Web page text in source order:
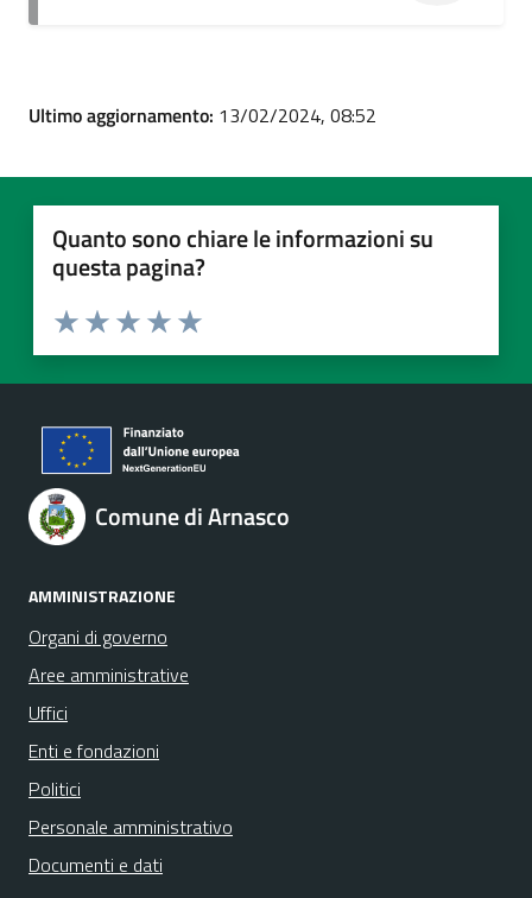
Ultimo aggiornamento: 13/02/2024, 08:52
Quanto sono chiare le informazioni su
questa pagina?
Valuta 5 stelle su 5
Valuta 4 stelle su 5
Valuta 3 stelle su 5
Valuta 2 stelle su 5
Valuta 1 stelle su 5
Comune di Arnasco
AMMINISTRAZIONE
Organi di governo
Aree amministrative
Uffici
Enti e fondazioni
Politici
Personale amministrativo
Documenti e dati